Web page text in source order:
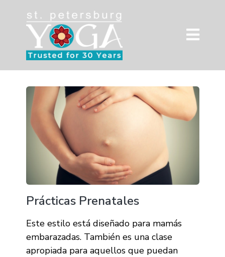
Prácticas Prenatales
Este estilo está diseñado para mamás
embarazadas. También es una clase
apropiada para aquellos que puedan